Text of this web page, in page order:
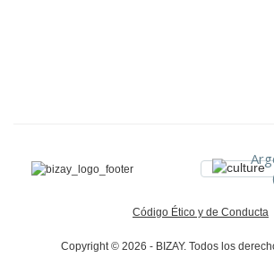
Código Ético y de Conducta
Copyright © 2026 - BIZAY. Todos los